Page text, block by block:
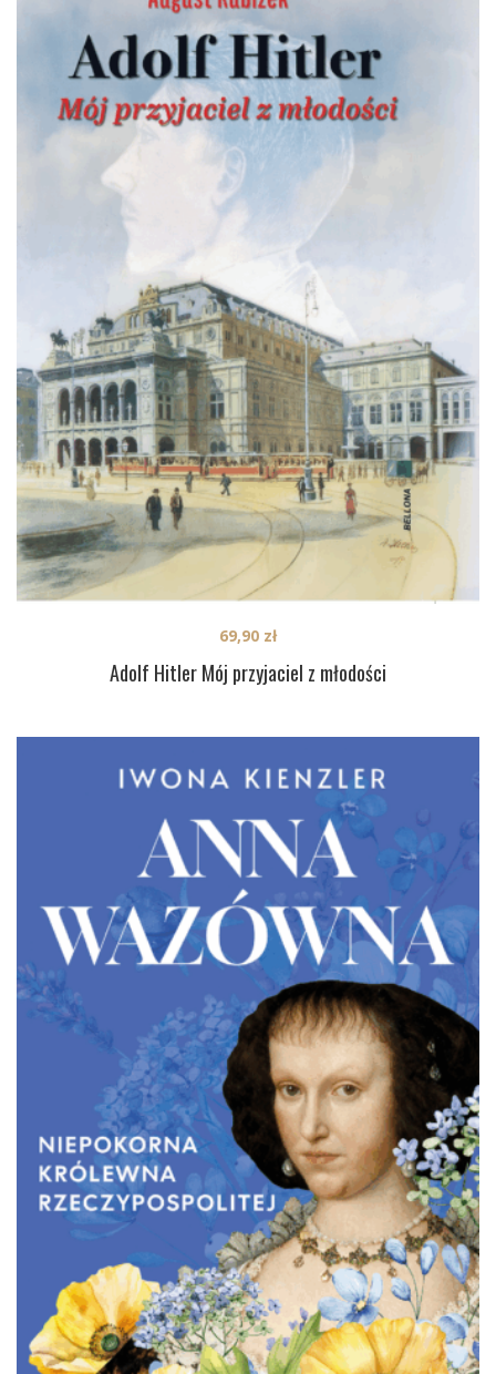
Adolf Hitler Mój przyjaciel z młodości
69,90 zł